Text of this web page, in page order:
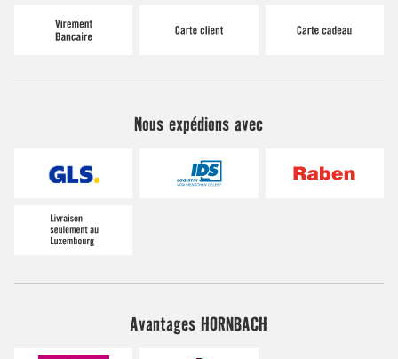
Nous expédions avec
Avantages HORNBACH